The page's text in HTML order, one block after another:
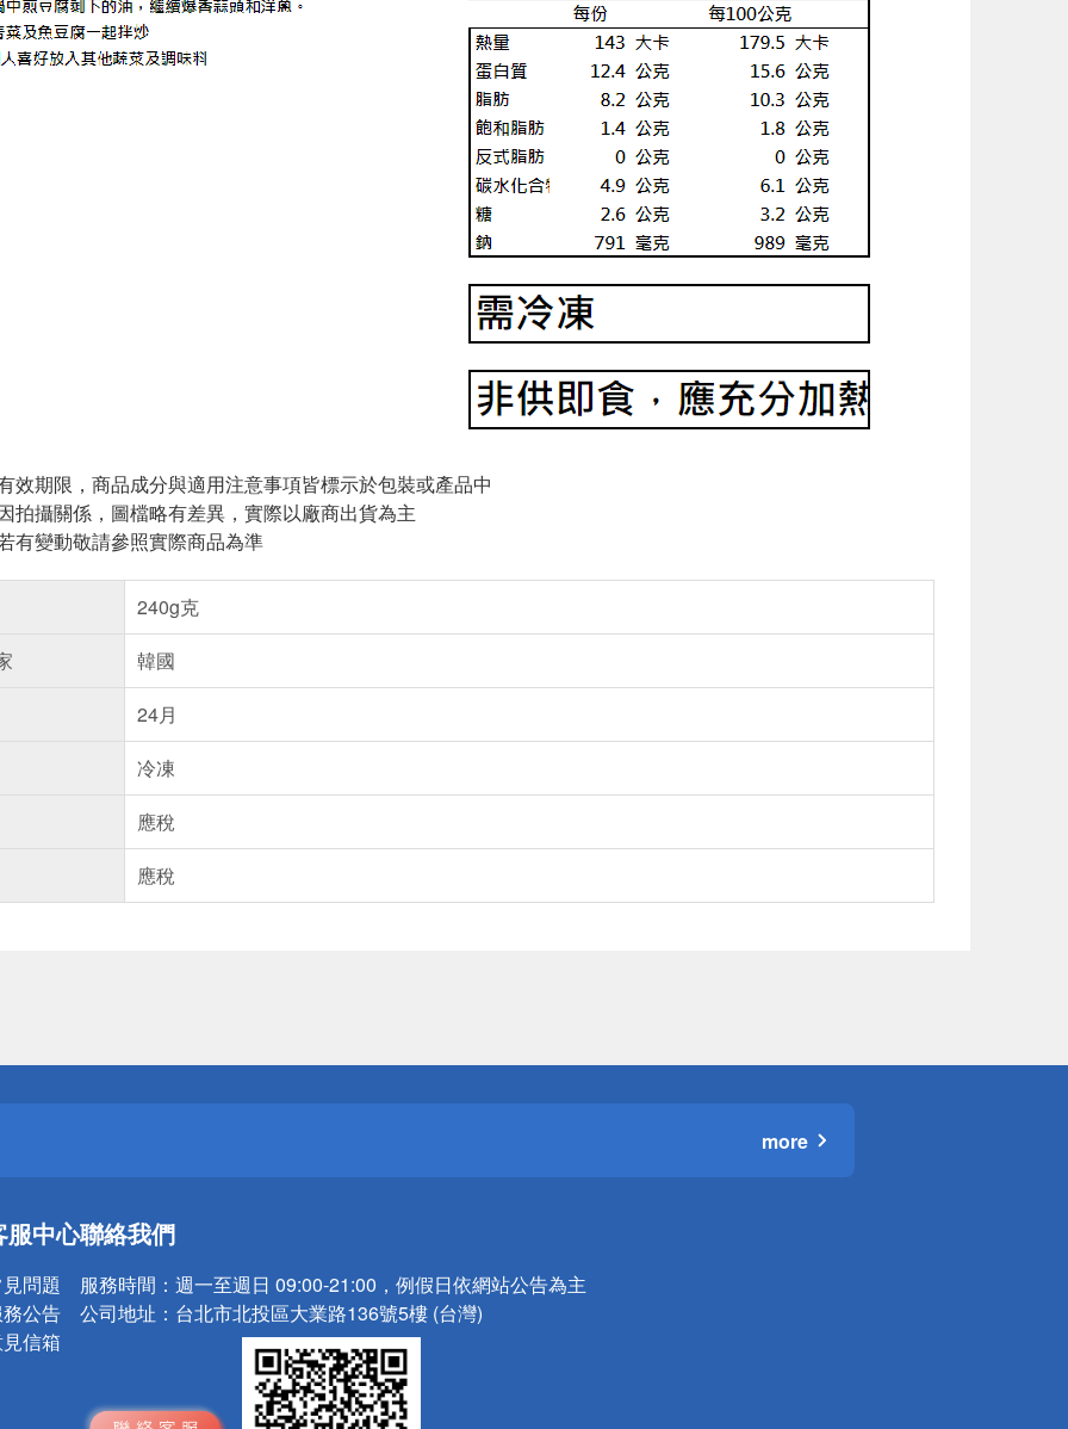
效期限，商品成分與適用注意事項皆標示於包裝或產品中
拍攝關係，圖檔略有差異，實際以廠商出貨為主
有變動敬請參照實際商品為準
240g克
韓國
24月
冷凍
應稅
應稅
小心！
小心！
more
服中心
問題
公告
信箱
聯絡我們
服務時間： 週一至週日 09:00-21:00，例假日依網站公告為主
公司地址： 台北市北投區大業路136號5樓 (台灣)